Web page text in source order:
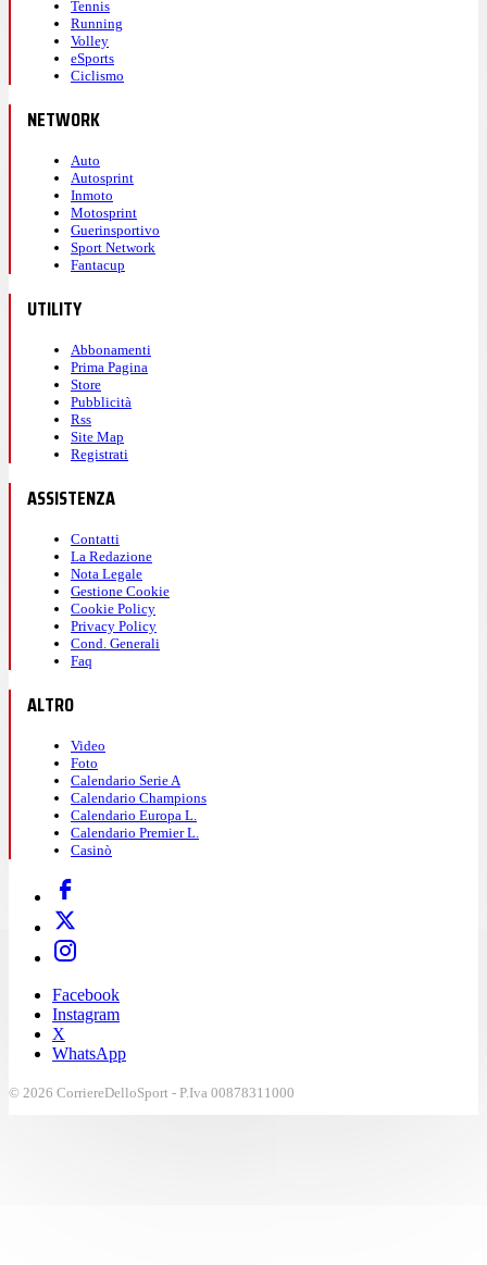
Tennis
Running
Volley
eSports
Ciclismo
NETWORK
Auto
Autosprint
Inmoto
Motosprint
Guerinsportivo
Sport Network
Fantacup
UTILITY
Abbonamenti
Prima Pagina
Store
Pubblicità
Rss
Site Map
Registrati
ASSISTENZA
Contatti
La Redazione
Nota Legale
Gestione Cookie
Cookie Policy
Privacy Policy
Cond. Generali
Faq
ALTRO
Video
Foto
Calendario Serie A
Calendario Champions
Calendario Europa L.
Calendario Premier L.
Casinò
Facebook
Instagram
X
WhatsApp
© 2026 CorriereDelloSport - P.Iva 00878311000